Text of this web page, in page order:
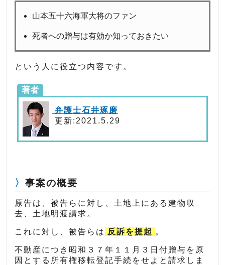
山本五十六海軍大将のファン
死者への贈与は有効か知っておきたい
という人に役立つ内容です。
著者
弁護士石井琢磨
更新:2021.5.29
事案の概要
原告は、被告らに対し、土地上にある建物収
去、土地明渡請求。
これに対し、被告らは 反訴を提起 。
不動産につき昭和３７年１１月３日付贈与を原
因とする所有権移転登記手続をせよと請求しま